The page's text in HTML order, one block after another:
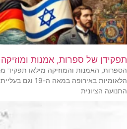
תפקידן של ספרות, אמנות
הספרות, האמנות והמוזיקה מילאו תפקיד
הלאומיות
התנועה הציונית